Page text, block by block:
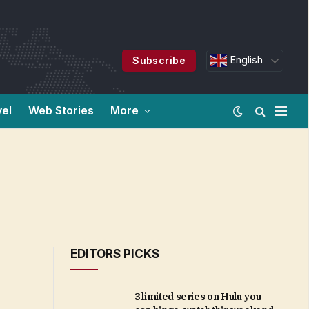
Subscribe English
Web Stories More
EDITORS PICKS
3 limited series on Hulu you